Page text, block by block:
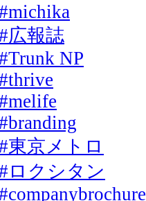
広報誌
NP
東京メトロ
ロクシタン